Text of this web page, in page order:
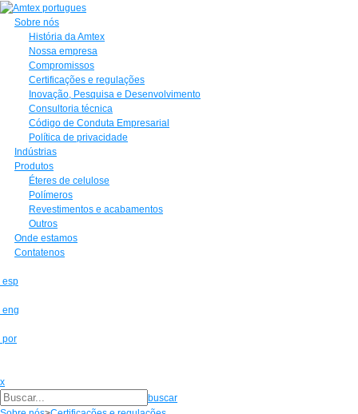
Sobre nós
História da Amtex
Nossa empresa
Compromissos
Certificações e regulações
Inovação, Pesquisa e Desenvolvimento
Consultoria técnica
Código de Conduta Empresarial
Política de privacidade
Indústrias
Produtos
Éteres de celulose
Polímeros
Revestimentos e acabamentos
Outros
Onde estamos
Contatenos
esp
eng
por
x
buscar